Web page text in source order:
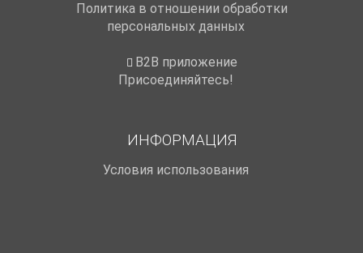
Политика в отношении обработки
персональных данных
B2B приложение
Присоединяйтесь!
ИНФОРМАЦИЯ
Условия использования